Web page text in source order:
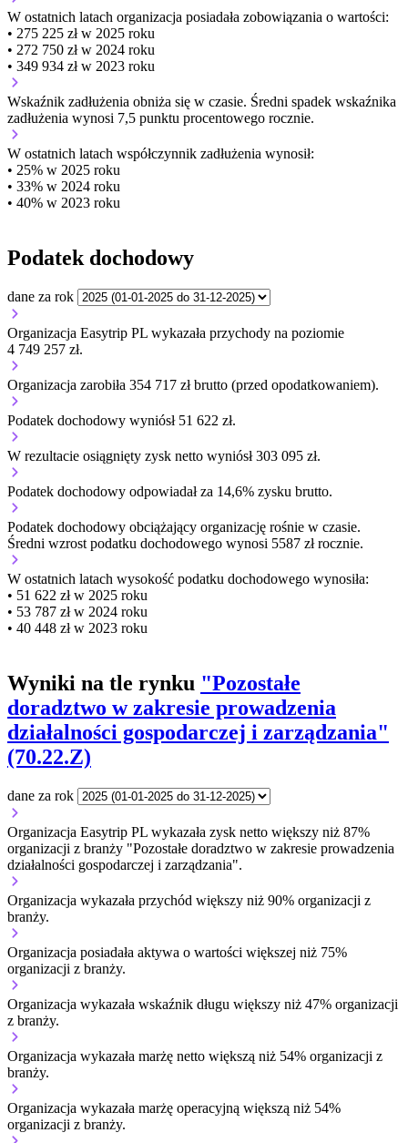
W ostatnich latach organizacja posiadała zobowiązania o wartości:
• 275 225 zł w 2025 roku
• 272 750 zł w 2024 roku
• 349 934 zł w 2023 roku
Wskaźnik zadłużenia obniża się w czasie. Średni spadek wskaźnika
zadłużenia wynosi 7,5 punktu procentowego rocznie.
W ostatnich latach współczynnik zadłużenia wynosił:
• 25% w 2025 roku
• 33% w 2024 roku
• 40% w 2023 roku
Podatek dochodowy
dane za rok
Organizacja Easytrip PL wykazała przychody na poziomie
4 749 257 zł.
Organizacja zarobiła 354 717 zł brutto (przed opodatkowaniem).
Podatek dochodowy wyniósł 51 622 zł.
W rezultacie osiągnięty zysk netto wyniósł 303 095 zł.
Podatek dochodowy odpowiadał za 14,6% zysku brutto.
Podatek dochodowy obciążający organizację rośnie w czasie.
Średni wzrost podatku dochodowego wynosi 5587 zł rocznie.
W ostatnich latach wysokość podatku dochodowego wynosiła:
• 51 622 zł w 2025 roku
• 53 787 zł w 2024 roku
• 40 448 zł w 2023 roku
Wyniki na tle rynku "Pozostałe
doradztwo w zakresie prowadzenia
działalności gospodarczej i zarządzania"
(70.22.Z)
dane za rok
Organizacja Easytrip PL wykazała zysk netto większy niż 87%
organizacji z branży "Pozostałe doradztwo w zakresie prowadzenia
działalności gospodarczej i zarządzania".
Organizacja wykazała przychód większy niż 90% organizacji z
branży.
Organizacja posiadała aktywa o wartości większej niż 75%
organizacji z branży.
Organizacja wykazała wskaźnik długu większy niż 47% organizacji
z branży.
Organizacja wykazała marżę netto większą niż 54% organizacji z
branży.
Organizacja wykazała marżę operacyjną większą niż 54%
organizacji z branży.